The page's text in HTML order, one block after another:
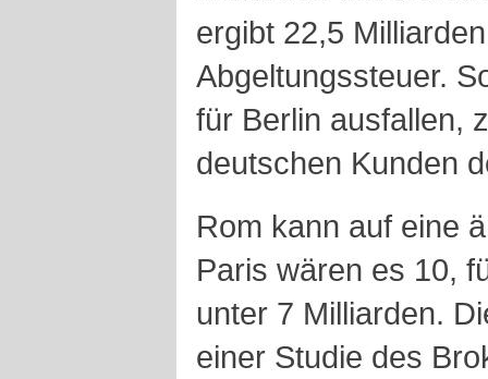
ergibt 22,5
Abgeltungssteuer.
für Berlin ausfallen,
deutschen Kunden
Rom kann auf eine
Paris wären es 10,
unter 7 Milliarden.
einer Studie des